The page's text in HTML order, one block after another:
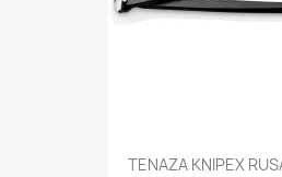
TENAZA KNIPEX